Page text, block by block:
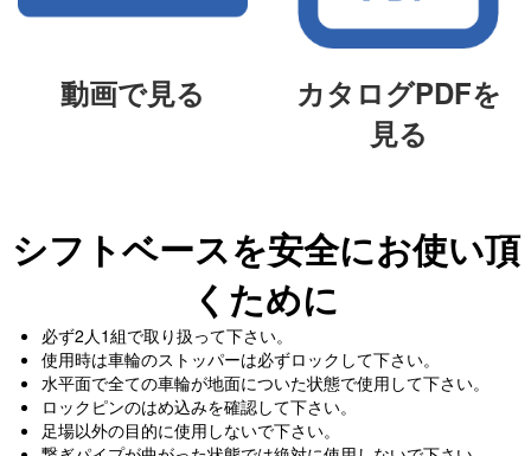
動画で見る
カタログPDFを
見る
シフトベースを安全にお使い頂
くために
必ず2人1組で取り扱って下さい。
使用時は車輪のストッパーは必ずロックして下さい。
水平面で全ての車輪が地面についた状態で使用して下さい。
ロックピンのはめ込みを確認して下さい。
足場以外の目的に使用しないで下さい。